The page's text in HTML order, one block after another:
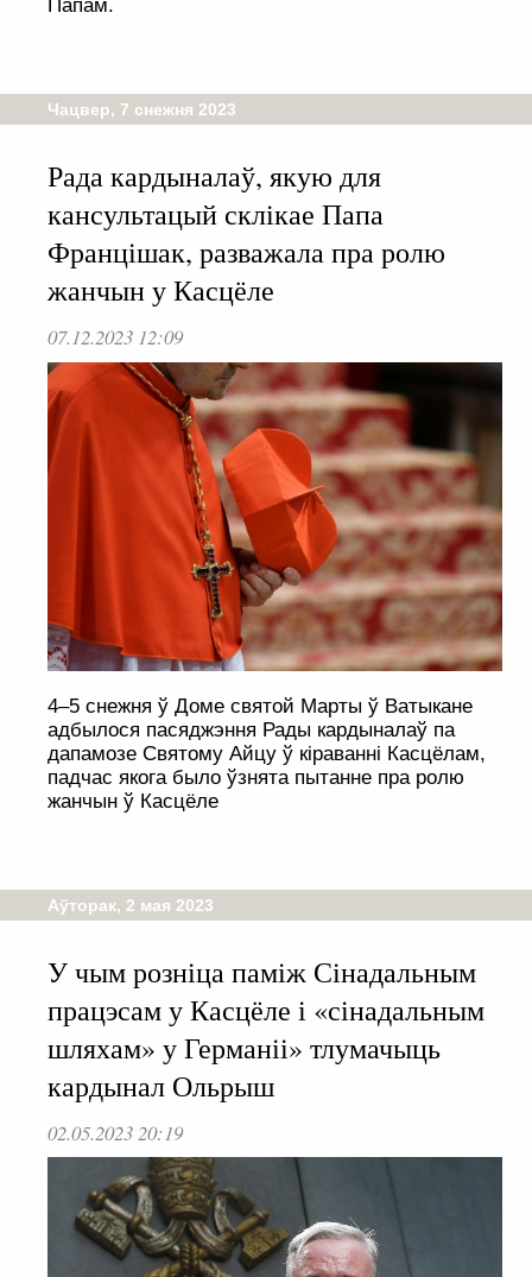
Папам.
Чацвер, 7 снежня 2023
Рада кардыналаў, якую для
кансультацый склікае Папа
Францішак, разважала пра ролю
жанчын у Касцёле
07.12.2023 12:09
4–5 снежня ў Доме святой Марты ў Ватыкане
адбылося пасяджэння Рады кардыналаў па
дапамозе Святому Айцу ў кіраванні Касцёлам,
падчас якога было ўзнята пытанне пра ролю
жанчын ў Касцёле
Аўторак, 2 мая 2023
У чым розніца паміж Сінадальным
працэсам у Касцёле і «сінадальным
шляхам» у Германіі» тлумачыць
кардынал Ольрыш
02.05.2023 20:19